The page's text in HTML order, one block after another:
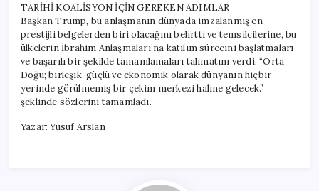
TARİHİ KOALİSYON İÇİN GEREKEN ADIMLAR
Başkan Trump, bu anlaşmanın dünyada imzalanmış en
prestijli belgelerden biri olacağını belirtti ve temsilcilerine, bu
ülkelerin İbrahim Anlaşmaları’na katılım sürecini başlatmaları
ve başarılı bir şekilde tamamlamaları talimatını verdi. “Orta
Doğu; birleşik, güçlü ve ekonomik olarak dünyanın hiçbir
yerinde görülmemiş bir çekim merkezi haline gelecek.”
şeklinde sözlerini tamamladı.
Yazar: Yusuf Arslan